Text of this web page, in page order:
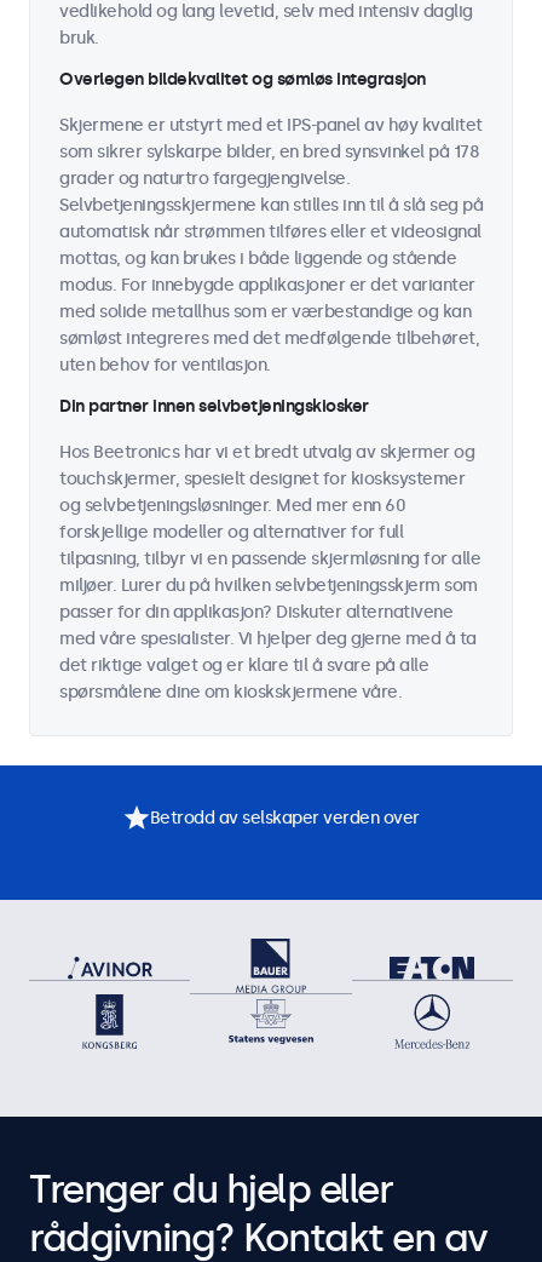
vedlikehold og lang levetid, selv med intensiv daglig
bruk.
Overlegen bildekvalitet og sømløs integrasjon
Skjermene er utstyrt med et IPS-panel av høy kvalitet
som sikrer sylskarpe bilder, en bred synsvinkel på 178
grader og naturtro fargegjengivelse.
Selvbetjeningsskjermene kan stilles inn til å slå seg på
automatisk når strømmen tilføres eller et videosignal
mottas, og kan brukes i både liggende og stående
modus. For innebygde applikasjoner er det varianter
med solide metallhus som er værbestandige og kan
sømløst integreres med det medfølgende tilbehøret,
uten behov for ventilasjon.
Din partner innen selvbetjeningskiosker
Hos Beetronics har vi et bredt utvalg av skjermer og
touchskjermer, spesielt designet for kiosksystemer
og selvbetjeningsløsninger. Med mer enn 60
forskjellige modeller og alternativer for full
tilpasning, tilbyr vi en passende skjermløsning for alle
miljøer. Lurer du på hvilken selvbetjeningsskjerm som
passer for din applikasjon? Diskuter alternativene
med våre spesialister. Vi hjelper deg gjerne med å ta
det riktige valget og er klare til å svare på alle
spørsmålene dine om kioskskjermene våre.
Betrodd av selskaper verden over
Trenger du hjelp eller
rådgivning? Kontakt en av